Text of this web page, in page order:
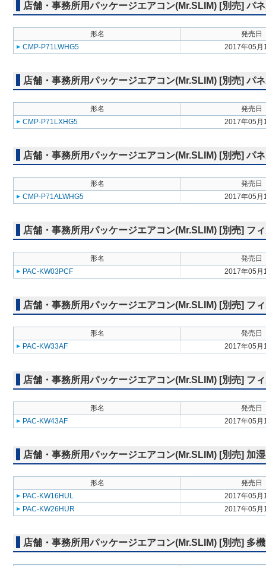
店舗・事務所用パッケージエアコン(Mr.SLIM) [別売] パ
形名
発売日
CMP-P71LWHG5
2017年05月
店舗・事務所用パッケージエアコン(Mr.SLIM) [別売] パ
形名
発売日
CMP-P71LXHG5
2017年05月
店舗・事務所用パッケージエアコン(Mr.SLIM) [別売] パ
形名
発売日
CMP-P71ALWHG5
2017年05月
店舗・事務所用パッケージエアコン(Mr.SLIM) [別売] フ
形名
発売日
PAC-KW03PCF
2017年05月
店舗・事務所用パッケージエアコン(Mr.SLIM) [別売] フ
形名
発売日
PAC-KW33AF
2017年05月
店舗・事務所用パッケージエアコン(Mr.SLIM) [別売] フ
形名
発売日
PAC-KW43AF
2017年05月
店舗・事務所用パッケージエアコン(Mr.SLIM) [別売] 加
形名
発売日
PAC-KW16HUL
2017年05月
PAC-KW26HUR
2017年05月
店舗・事務所用パッケージエアコン(Mr.SLIM) [別売] 多